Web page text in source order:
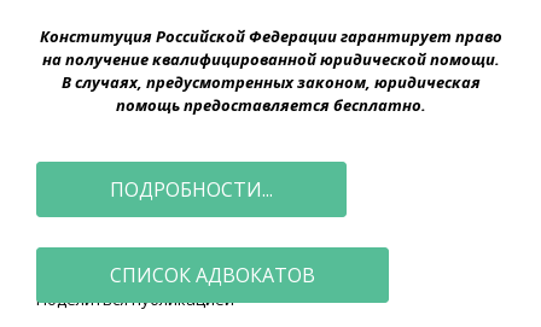
Конституция Российской Федерации гарантирует право
на получение квалифицированной юридической помощи.
В случаях, предусмотренных законом, юридическая
помощь предоставляется бесплатно.
ПОДРОБНОСТИ...
СПИСОК АДВОКАТОВ
Поделиться публикацией